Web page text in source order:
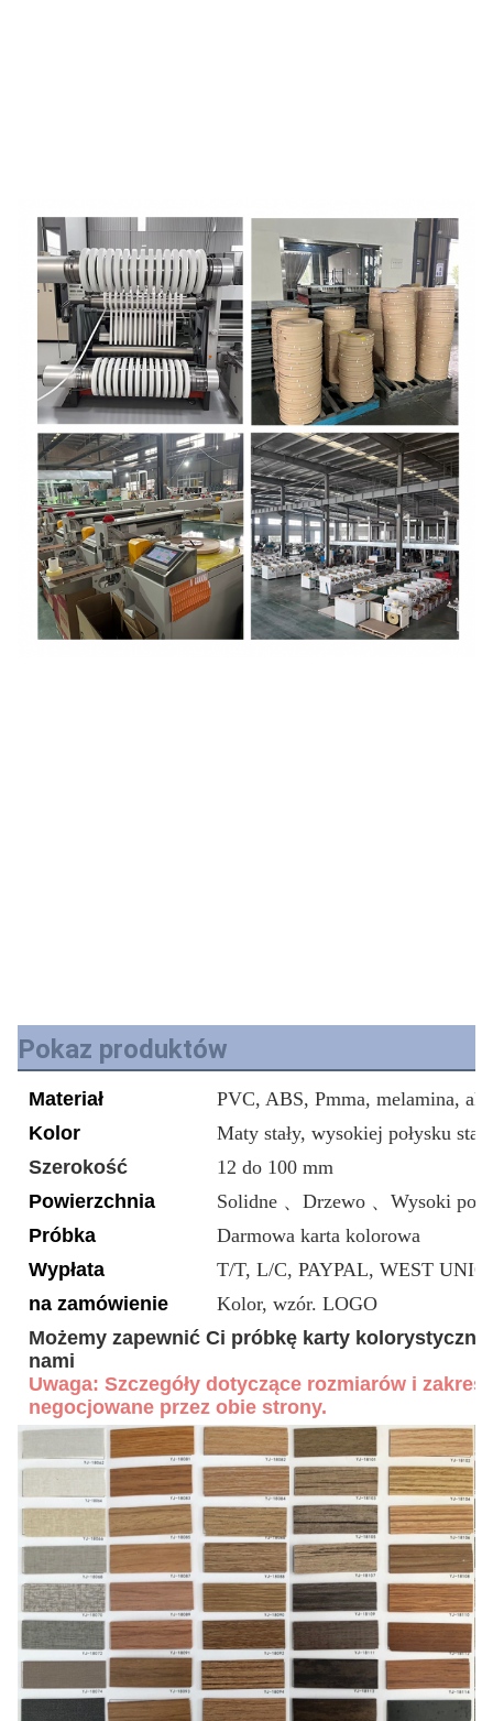
Pokaz produktów
Materiał
PVC, ABS, Pmma, melamina,
Kolor
Maty stały, wysokiej połysku
Szerokość
12 do 100 mm
Powierzchnia
Solidne 、Drzewo 、Wysoki
Próbka
Darmowa karta kolorowa
Wypłata
T/T, L/C, PAYPAL, WEST
na zamówienie
Kolor, wzór. LOGO
Możemy zapewnić Ci próbkę karty
nami
Uwaga: Szczegóły dotyczące rozmiarów i
negocjowane przez obie strony.